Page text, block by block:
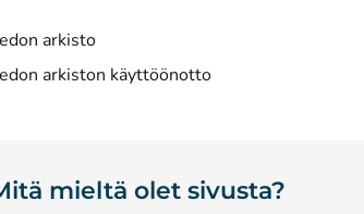
arkisto
arkiston käyttöönotto
mieltä olet sivusta?